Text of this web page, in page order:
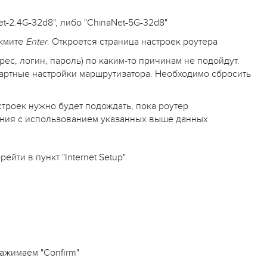
2.4G-32d8", либо "ChinaNet-5G-32d8"
Enter. Откроется страница настроек роутера
логин, пароль) по каким-то причинам не подойдут.
настройки маршрутизатора. Необходимо сбросить
нужно будет подождать, пока роутер
с использованием указанных выше данных
в пункт "Internet Setup"
"Confirm"